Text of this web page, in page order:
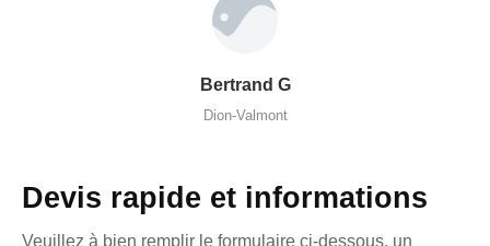
Bertrand G
Dion-Valmont
Devis rapide et informations
Veuillez à bien remplir le formulaire ci-dessous, un